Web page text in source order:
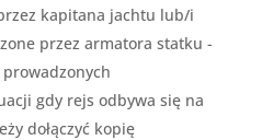
kapitana jachtu lub/i
przez armatora statku -
gdy rejs odbywa się na
dołączyć kopię